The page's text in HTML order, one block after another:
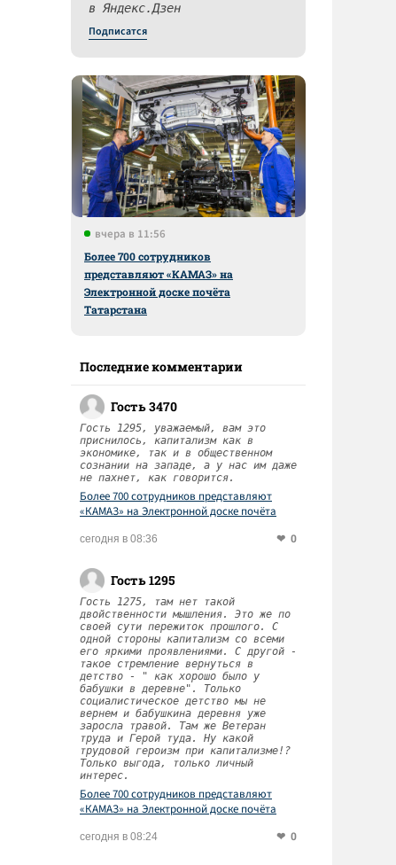
в Яндекс.Дзен
Подписатся
вчера в 11:56
Более 700 сотрудников
представляют «КАМАЗ» на
Электронной доске почёта
Татарстана
Последние комментарии
Гость 3470
Гость 1295, уважаемый, вам это
приснилось, капитализм как в
экономике, так и в общественном
сознании на западе, а у нас им даже
не пахнет, как говорится.
Более 700 сотрудников представляют
«КАМАЗ» на Электронной доске почёта
сегодня в 08:36 0
Гость 1295
Гость 1275, там нет такой
двойственности мышления. Это же по
своей сути пережиток прошлого. С
одной стороны капитализм со всеми
его яркими проявлениями. С другой -
такое стремление вернуться в
детство - " как хорошо было у
бабушки в деревне". Только
социалистическое детство мы не
вернем и бабушкина деревня уже
заросла травой. Там же Ветеран
труда и Герой туда. Ну какой
трудовой героизм при капитализме!?
Только выгода, только личный
интерес.
Более 700 сотрудников представляют
«КАМАЗ» на Электронной доске почёта
сегодня в 08:24 0